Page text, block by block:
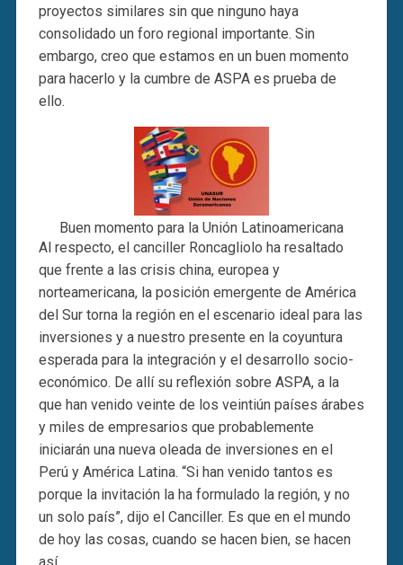
proyectos similares sin que ninguno haya
consolidado un foro regional importante. Sin
embargo, creo que estamos en un buen momento
para hacerlo y la cumbre de ASPA es prueba de
ello.
Buen momento para la Unión Latinoamericana
Al respecto, el canciller Roncagliolo ha resaltado
que frente a las crisis china, europea y
norteamericana, la posición emergente de América
del Sur torna la región en el escenario ideal para las
inversiones y a nuestro presente en la coyuntura
esperada para la integración y el desarrollo socio-
económico. De allí su reflexión sobre ASPA, a la
que han venido veinte de los veintiún países árabes
y miles de empresarios que probablemente
iniciarán una nueva oleada de inversiones en el
Perú y América Latina. “Si han venido tantos es
porque la invitación la ha formulado la región, y no
un solo país”, dijo el Canciller. Es que en el mundo
de hoy las cosas, cuando se hacen bien, se hacen